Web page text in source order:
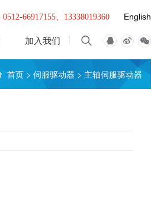
0512-66917155、13338019360 English
加入我们
首页 > 伺服驱动器 > 主轴伺服驱动器